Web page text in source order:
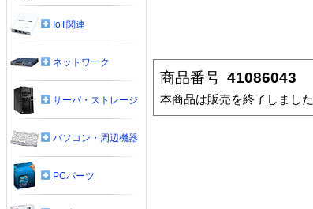
商品番号 41086043
本商品は販売を終了しました
IoT関連
ネットワーク
サーバ・ストレージ
パソコン・周辺機器
PCパーツ